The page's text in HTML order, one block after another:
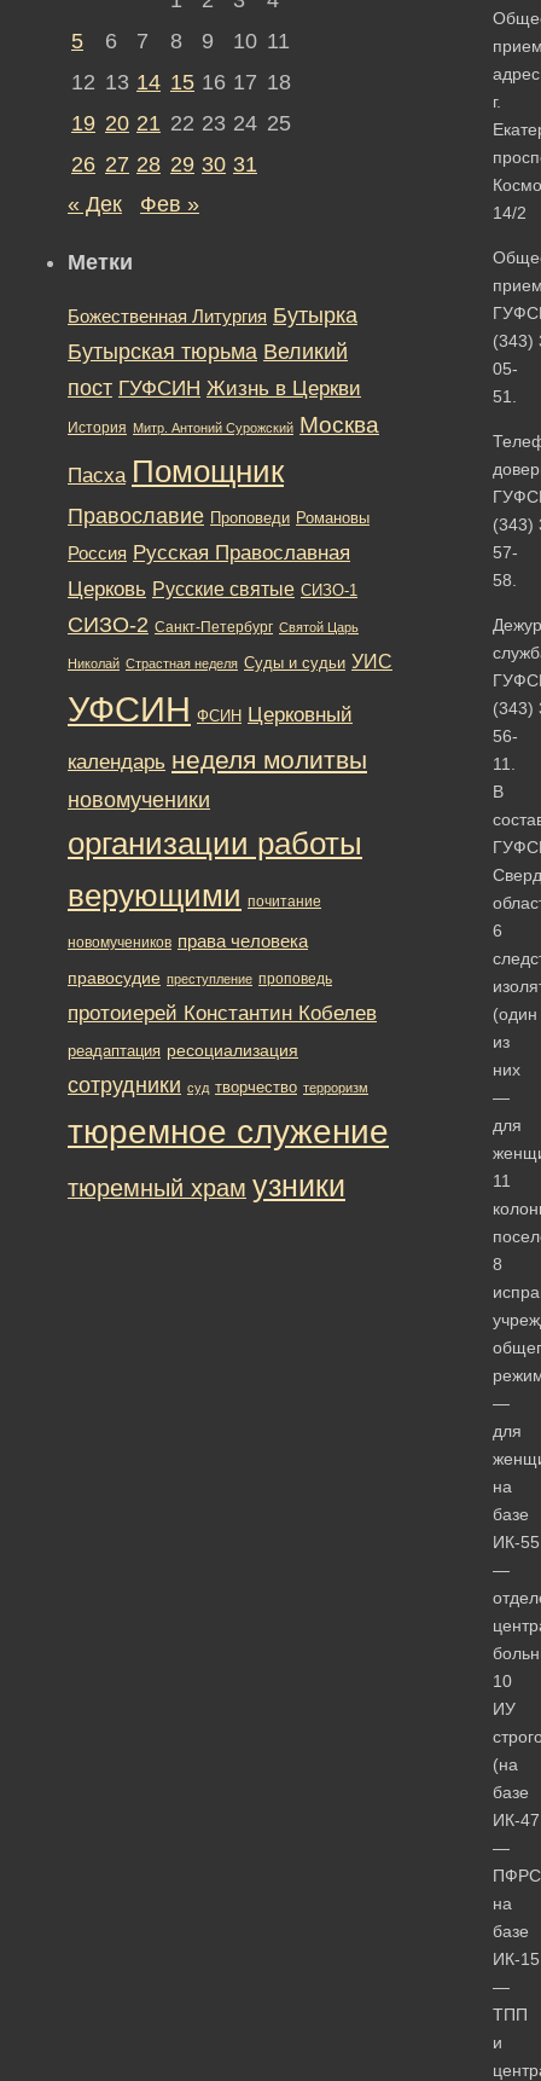
г.
14/2
(343)
05-
51
(343)
57-
58
(343)
56-
11
В
6
(один
из
них
—
для
11
8
—
для
на
базе
ИК-55
—
10
ИУ
(на
базе
ИК-47
—
на
базе
ИК-15
—
ТПП
и
5
6 7 8 9 10 11
12 13 14 15 16 17 18
19 20 21 22 23 24 25
26 27 28 29 30 31
« Дек
Фев »
Метки
Божественная Литургия Бутырка
Бутырская тюрьма Великий
пост ГУФСИН Жизнь в Церкви
История Митр. Антоний Сурожский Москва
Пасха Помощник
Православие Проповеди Романовы
Россия Русская Православная
Церковь Русские святые СИЗО-1
СИЗО-2 Санкт-Петербург Святой Царь
Николай Страстная неделя Суды и судьи УИС
УФСИН ФСИН Церковный
календарь неделя молитвы
новомученики
организации работы
верующими почитание
новомучеников права человека
правосудие преступление проповедь
протоиерей Константин Кобелев
реадаптация ресоциализация
сотрудники суд творчество терроризм
тюремное служение
тюремный храм узники